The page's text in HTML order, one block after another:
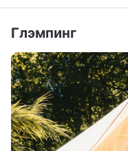
Мангальная зона
Глэмпинг